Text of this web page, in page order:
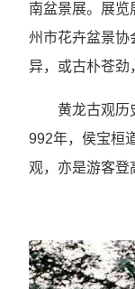
南盆景展。展
州市花卉盆景协
异，或古朴苍劲
黄龙古观历
992年，侯宝桓
观，亦是游客登